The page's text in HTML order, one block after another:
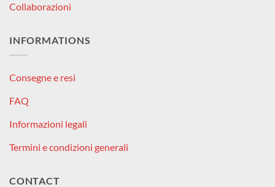
Collaborazioni
INFORMATIONS
Consegne e resi
FAQ
Informazioni legali
Termini e condizioni generali
CONTACT